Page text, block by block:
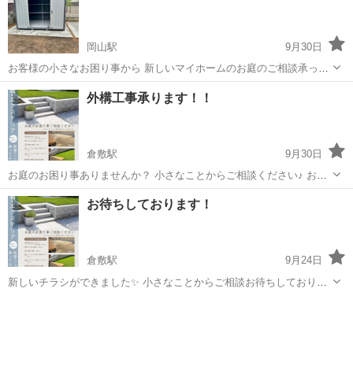
岡山駅
9月30日
お客様の小さなお困り事から 新しいマイホームのお庭のご相談承って
おります♪ 理想のお庭に出来るよう お客様のご希望に寄り添った工事
をさせていただきます。 お見積もり無料です！
岡山 岡山市 岡山駅 剪定/造園
外構工事承ります！！
倉敷駅
9月30日
お庭のお困り事ありませんか？ 小さなことからご相談ください♪ お見
積もり無料です☆
岡山 倉敷市 倉敷駅 剪定/造園
お待ちしております！
倉敷駅
9月24日
新しいチラシができました✨ 小さなことからご相談お待ちしておりま